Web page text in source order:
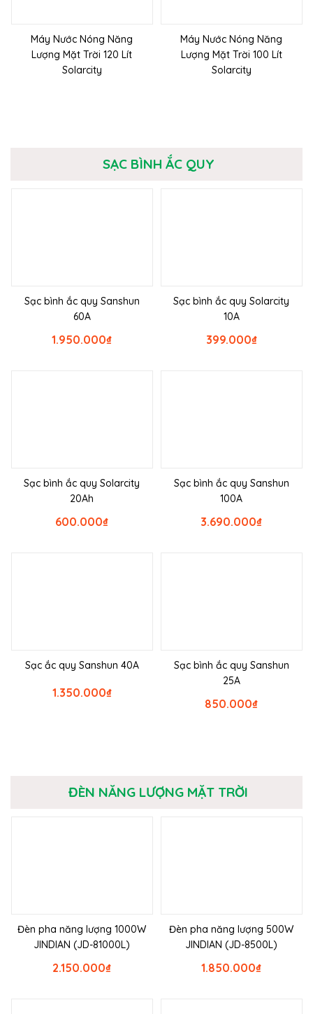
Máy Nước Nóng Năng
Lượng Mặt Trời 120 Lít
Solarcity
Máy Nước Nóng Năng
Lượng Mặt Trời 100 Lít
Solarcity
SẠC BÌNH ẮC QUY
Sạc bình ắc quy Sanshun
60A
₫
1.950.000
Sạc bình ắc quy Solarcity
10A
₫
399.000
Sạc bình ắc quy Solarcity
20Ah
₫
600.000
Sạc bình ắc quy Sanshun
100A
₫
3.690.000
Sạc ắc quy Sanshun 40A
₫
1.350.000
Sạc bình ắc quy Sanshun
25A
₫
850.000
ĐÈN NĂNG LƯỢNG MẶT TRỜI
Đèn pha năng lượng 1000W
JINDIAN (JD-81000L)
₫
2.150.000
Đèn pha năng lượng 500W
JINDIAN (JD-8500L)
₫
1.850.000